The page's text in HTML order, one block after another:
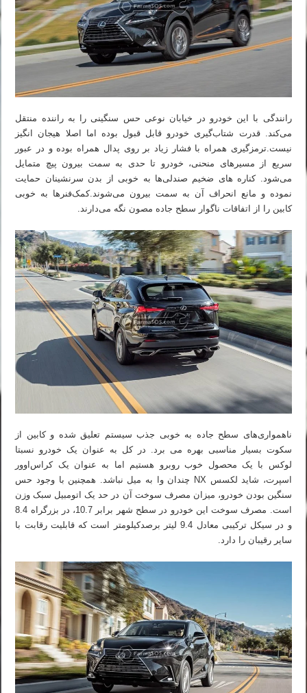
رانندگی با این خودرو در خیابان نوعی حس سنگینی را به راننده منتقل
می‌کند. قدرت شتاب‌گیری خودرو قابل قبول بوده اما اصلا هیجان انگیز
نیست.ترمزگیری همراه با فشار زیاد بر روی پدال همراه بوده و در عبور
سریع از مسیرهای منحنی، خودرو تا حدی به سمت بیرون پیچ متمایل
می‌شود. کناره های ضخیم صندلی‌ها به خوبی از بدن سرنشینان حمایت
نموده و مانع انحراف آن به سمت بیرون می‌شوند.کمک‌فنرها به خوبی
کابین را از اتفاقات ناگوار سطح جاده مصون نگه می‌دارند.
ناهمواری‌های سطح جاده به خوبی جذب سیستم تعلیق شده و کابین از
سکوت بسیار مناسبی بهره می برد. در کل به عنوان یک خودرو نسبتا
لوکس با یک محصول خوب روبرو هستیم اما به عنوان یک کراس‌اوور
اسپرت، شاید لکسس NX چندان وا به میل نباشد. همچنین با وجود حس
سنگین بودن خودرو، میزان مصرف سوخت آن در حد یک اتومبیل سبک وزن
است. مصرف سوخت این خودرو در سطح شهر برابر 10.7، در بزرگراه 8.4
و در سیکل ترکیبی معادل 9.4 لیتر برصدکیلومتر است که قابلیت رقابت با
سایر رقیبان را دارد.